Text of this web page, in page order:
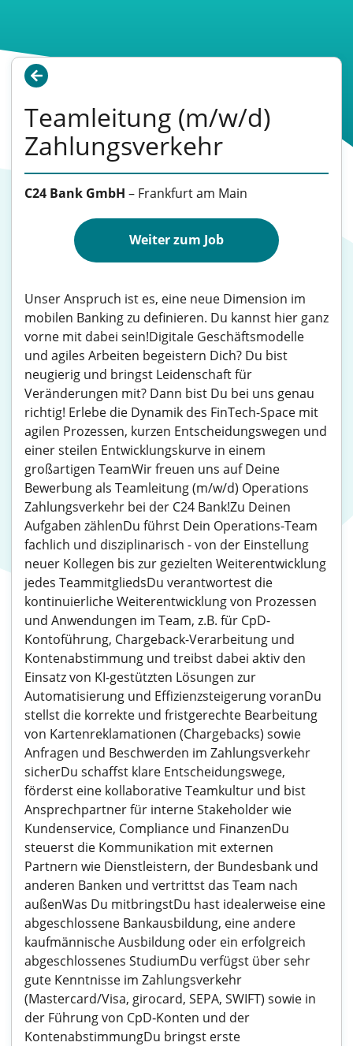
Teamleitung (m/w/d)
Zahlungsverkehr
C24 Bank GmbH – Frankfurt am Main
Weiter zum Job
Unser Anspruch ist es, eine neue Dimension im
mobilen Banking zu definieren. Du kannst hier ganz
vorne mit dabei sein!Digitale Geschäftsmodelle
und agiles Arbeiten begeistern Dich? Du bist
neugierig und bringst Leidenschaft für
Veränderungen mit? Dann bist Du bei uns genau
richtig! Erlebe die Dynamik des FinTech-Space mit
agilen Prozessen, kurzen Entscheidungswegen und
einer steilen Entwicklungskurve in einem
großartigen TeamWir freuen uns auf Deine
Bewerbung als Teamleitung (m/w/d) Operations
Zahlungsverkehr bei der C24 Bank!Zu Deinen
Aufgaben zählenDu führst Dein Operations-Team
fachlich und disziplinarisch - von der Einstellung
neuer Kollegen bis zur gezielten Weiterentwicklung
jedes TeammitgliedsDu verantwortest die
kontinuierliche Weiterentwicklung von Prozessen
und Anwendungen im Team, z.B. für CpD-
Kontoführung, Chargeback-Verarbeitung und
Kontenabstimmung und treibst dabei aktiv den
Einsatz von KI-gestützten Lösungen zur
Automatisierung und Effizienzsteigerung voranDu
stellst die korrekte und fristgerechte Bearbeitung
von Kartenreklamationen (Chargebacks) sowie
Anfragen und Beschwerden im Zahlungsverkehr
sicherDu schaffst klare Entscheidungswege,
förderst eine kollaborative Teamkultur und bist
Ansprechpartner für interne Stakeholder wie
Kundenservice, Compliance und FinanzenDu
steuerst die Kommunikation mit externen
Partnern wie Dienstleistern, der Bundesbank und
anderen Banken und vertrittst das Team nach
außenWas Du mitbringstDu hast idealerweise eine
abgeschlossene Bankausbildung, eine andere
kaufmännische Ausbildung oder ein erfolgreich
abgeschlossenes StudiumDu verfügst über sehr
gute Kenntnisse im Zahlungsverkehr
(Mastercard/Visa, girocard, SEPA, SWIFT) sowie in
der Führung von CpD‑Konten und der
KontenabstimmungDu bringst erste